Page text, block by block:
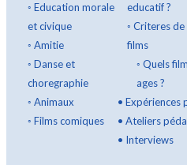
◦ Education morale
et civique
◦ Amitie
◦ Danse et
choregraphie
◦ Animaux
◦ Films comiques
educatif ?
◦ Criteres de
films
◦ Quels
ages ?
• Expériences
• Ateliers
• Interviews